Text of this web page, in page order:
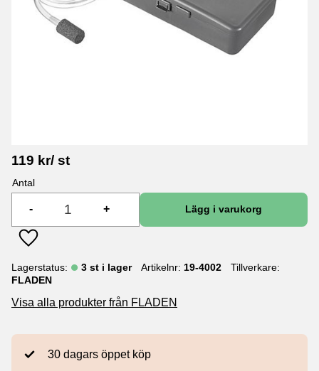
119 kr/ st
Antal
+
-
Lägg till i favoriter
Lagerstatus 3 st i lager Artikelnr 19-4002
Tillverkare
FLADEN
Visa alla produkter från FLADEN
30 dagars öppet köp